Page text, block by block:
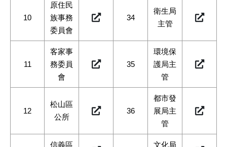
10
原住民
族事務
委員會
34
衛生局
主管
11
客家事
務委員
會
35
環境保
護局主
管
12
松山區
公所
36
都市發
展局主
管
信義區
文化局